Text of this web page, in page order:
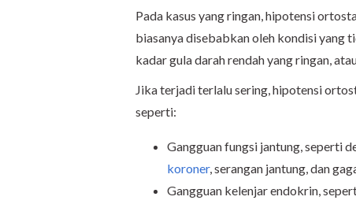
Pada kasus yang ringan, hipotensi
biasanya disebabkan oleh kondisi yang
kadar gula darah rendah yang ringan,
Jika terjadi terlalu sering, hipotensi
seperti:
Gangguan fungsi jantung, seperti
koroner, serangan jantung, dan
Gangguan kelenjar endokrin,